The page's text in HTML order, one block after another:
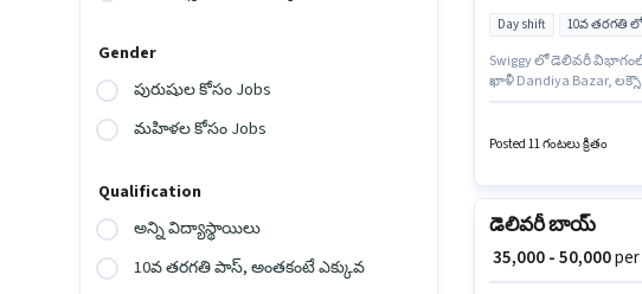
Gender
పురుషుల కోసం Jobs
మహిళల కోసం Jobs
Qualification
అన్ని విద్యాస్థాయిలు
10వ తరగతి పాస్, అంతకంటే ఎక్కువ
Day shift 10వ తరగతి
Swiggy లో డెలివరీ
ఖాళీ Dandiya Bazar,
Posted 11 గంటలు క్రితం
డెలివరీ బాయ్
₹ 35,000 - 50,000